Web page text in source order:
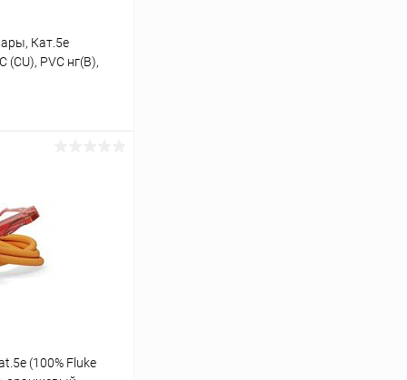
Кат.5е
PVC нг(B),
К сравнению
В наличии
(100% Fluke